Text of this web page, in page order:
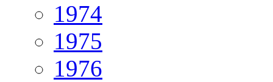
1974
1975
1976